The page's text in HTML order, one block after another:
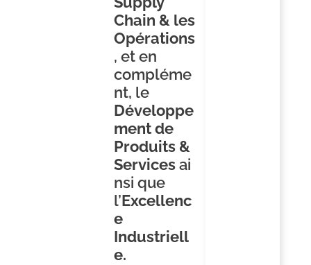
Chain & les
Opérations
, et en
compléme
nt, le
Développe
ment de
Produits &
Servicesai
nsi que
l’Excellenc
e
Industriell
e.